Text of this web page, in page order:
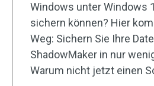
Windows unter Windows
sichern können? Hier
Weg: Sichern Sie Ihre
ShadowMaker in nur
Warum nicht jetzt einen